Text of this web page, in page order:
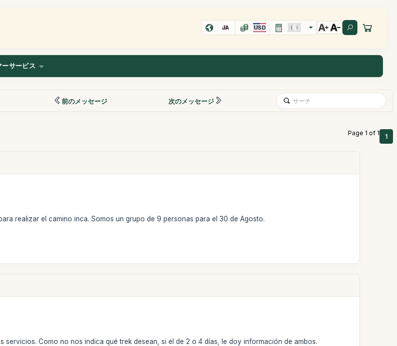
JA USD
ーサービス
前のメッセージ 次のメッセージ
Page 1 of 1 1
realizar el camino inca. Somos un grupo de 9 personas para el 30 de Agosto.
servicios. Como no nos indica qué trek desean, si el de 2 o 4 días, le doy información de ambos.